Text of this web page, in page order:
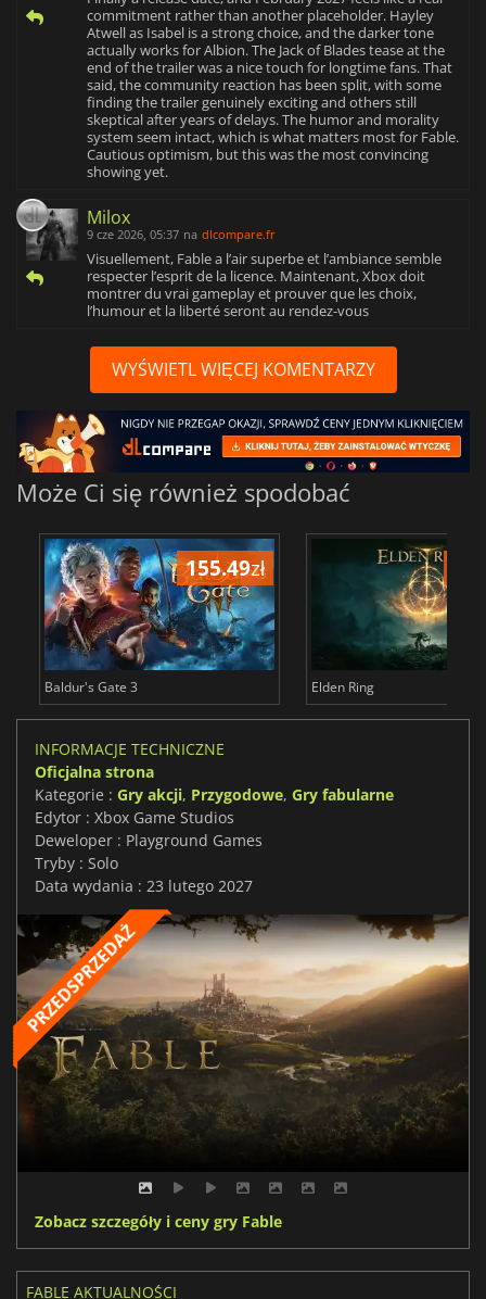
commitment rather than another placeholder. Hayley
Atwell as Isabel is a strong choice, and the darker tone
actually works for Albion. The Jack of Blades tease at the
end of the trailer was a nice touch for longtime fans. That
said, the community reaction has been split, with some
finding the trailer genuinely exciting and others still
skeptical after years of delays. The humor and morality
system seem intact, which is what matters most for Fable.
Cautious optimism, but this was the most convincing
showing yet.
Milox
9 cze 2026, 05:37 na dlcompare.fr
Visuellement, Fable a l’air superbe et l’ambiance semble
respecter l’esprit de la licence. Maintenant, Xbox doit
montrer du vrai gameplay et prouver que les choix,
l’humour et la liberté seront au rendez-vous
WYŚWIETL WIĘCEJ KOMENTARZY
Może Ci się również spodobać
155.49zł
Baldur's Gate 3 Elden Ring
INFORMACJE TECHNICZNE
Oficjalna strona
Kategorie : Gry akcji, Przygodowe, Gry fabularne
Edytor : Xbox Game Studios
Deweloper : Playground Games
Tryby : Solo
Data wydania : 23 lutego 2027
Zobacz szczegóły i ceny gry Fable
FABLE AKTUALNOŚCI